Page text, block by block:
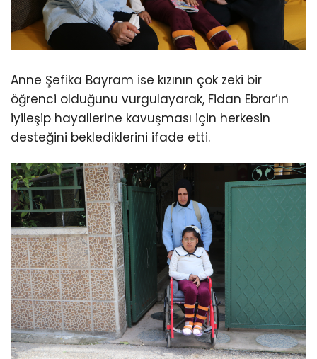
Anne Şefika Bayram ise kızının çok zeki bir
öğrenci olduğunu vurgulayarak, Fidan Ebrar’ın
iyileşip hayallerine kavuşması için herkesin
desteğini beklediklerini ifade etti.